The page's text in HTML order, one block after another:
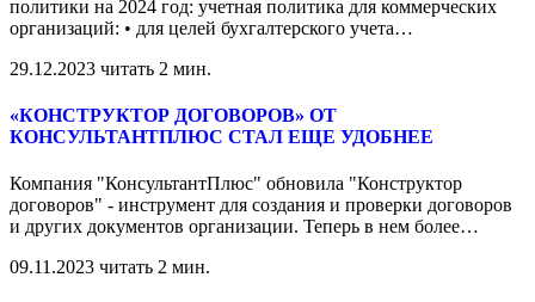
политики на 2024 год: учетная политика для коммерческих
организаций: • для целей бухгалтерского учета…
29.12.2023 читать 2 мин.
«КОНСТРУКТОР ДОГОВОРОВ» ОТ
КОНСУЛЬТАНТПЛЮС СТАЛ ЕЩЕ УДОБНЕЕ
Компания "КонсультантПлюс" обновила "Конструктор
договоров" - инструмент для создания и проверки договоров
и других документов организации. Теперь в нем более…
09.11.2023 читать 2 мин.